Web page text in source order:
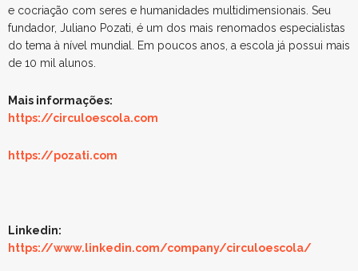
e cocriação com seres e humanidades multidimensionais. Seu
fundador, Juliano Pozati, é um dos mais renomados especialistas
do tema à nível mundial. Em poucos anos, a escola já possui mais
de 10 mil alunos.
Mais informações:
https://circuloescola.com
https://pozati.com
Linkedin:
https://www.linkedin.com/company/circuloescola/